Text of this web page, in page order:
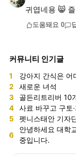
귀엽네용 😸
도움돼요 0
커뮤니티 인기글
1 강아지 간식은 어
2 새로운 녀석
3 골든리트리버 10
4 사료 바꾸고 구토
5 펫니스태안 기자
6
안녕하세요 대학
중입니다.